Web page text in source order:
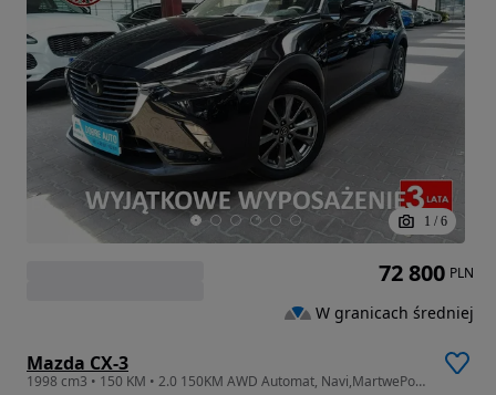
1 / 6
Mazda CX-3
1998 cm3 • 150 KM • 2.0 150KM AWD Automat, Navi,MartwePole,Kamera,Headup,HandsFree,Bose
72 800 PLN
W granicach średniej